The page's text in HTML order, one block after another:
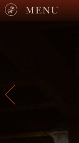
MENU